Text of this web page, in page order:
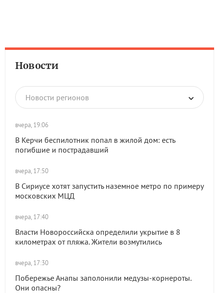
Новости
Новости регионов
вчера, 19:06
В Керчи беспилотник попал в жилой дом: есть
погибшие и пострадавший
вчера, 17:50
В Сириусе хотят запустить наземное метро по примеру
московских МЦД
вчера, 17:40
Власти Новороссийска определили укрытие в 8
километрах от пляжа. Жители возмутились
вчера, 17:30
Побережье Анапы заполонили медузы-корнероты.
Они опасны?